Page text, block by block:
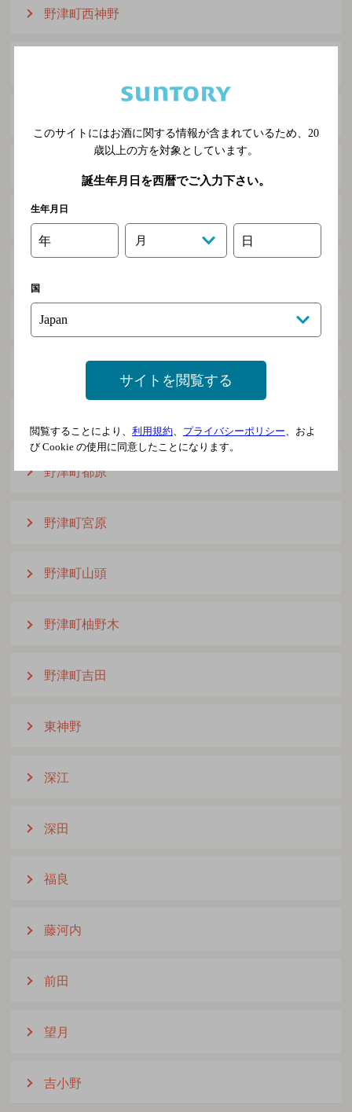
野津町西神野
野津町原
野津町福良木
野津町都原
野津町宮原
野津町山頭
野津町柚野木
野津町吉田
東神野
深江
深田
福良
藤河内
前田
望月
吉小野
このサイトにはお酒に関する情報が含まれているため、 20
歳以上の方を対象としています。
誕生年月日を西暦でご入力下さい。
生年月日
年 月 日
国
サイトを閲覧する
閲覧することにより、 利用規約、 プライバシーポリシー、およ
び Cookie の使用に同意したことになります。